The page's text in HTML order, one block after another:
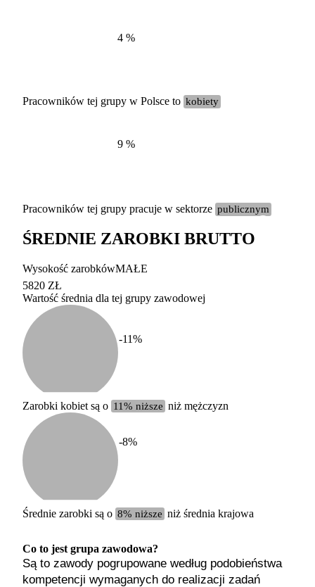
duży
100-200 tysięcy
4 %
Pracowników tej grupy w Polsce to kobiety
9 %
Pracowników tej grupy pracuje w sektorze publicznym
ŚREDNIE ZAROBKI BRUTTO
Wysokość zarobkówMAŁE
5820 ZŁ
Wartość średnia dla tej grupy zawodowej
-11%
Zarobki kobiet są o 11% niższe niż mężczyzn
-8%
Średnie zarobki są o 8% niższe niż średnia krajowa
Co to jest grupa zawodowa?
Są to zawody pogrupowane według podobieństwa
kompetencji wymaganych do realizacji zadań